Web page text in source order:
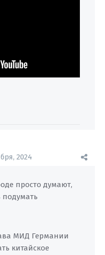
2024
просто думают,
подумать
МИД Германии
китайское